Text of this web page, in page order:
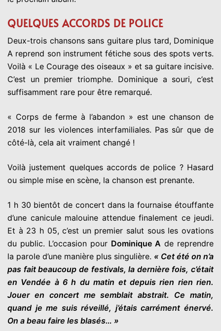
QUELQUES ACCORDS DE POLICE
Deux-trois chansons sans guitare plus tard, Dominique
A reprend son instrument fétiche sous des spots verts.
Voilà « Le Courage des oiseaux » et sa guitare incisive.
C’est un premier triomphe. Dominique a souri, c’est
suffisamment rare pour être remarqué.
« Corps de ferme à l’abandon » est une chanson de
2018 sur les violences interfamiliales. Pas sûr que de
côté-là, cela ait vraiment changé !
Voilà justement quelques accords de police ? Hasard
ou simple mise en scène, la chanson est prenante.
1 h 30 bientôt de concert dans la fournaise étouffante
d’une canicule malouine attendue finalement ce jeudi.
Et à 23 h 05, c’est un premier salut sous les ovations
du public. L’occasion pour Dominique A de reprendre
la parole d’une manière plus singulière. « Cet été on n’a
pas fait beaucoup de festivals, la dernière fois, c’était
en Vendée à 6 h du matin et depuis rien rien rien.
Jouer en concert me semblait abstrait. Ce matin,
quand je me suis réveillé, j’étais carrément énervé.
On a beau faire les blasés… »